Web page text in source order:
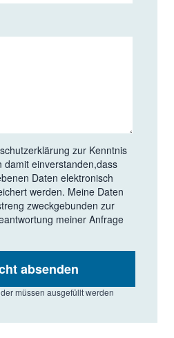
zur Kenntnis
damit einverstanden,dass
Daten elektronisch
werden. Meine Daten
zweckgebunden zur
meiner Anfrage
absenden
müssen ausgefüllt werden